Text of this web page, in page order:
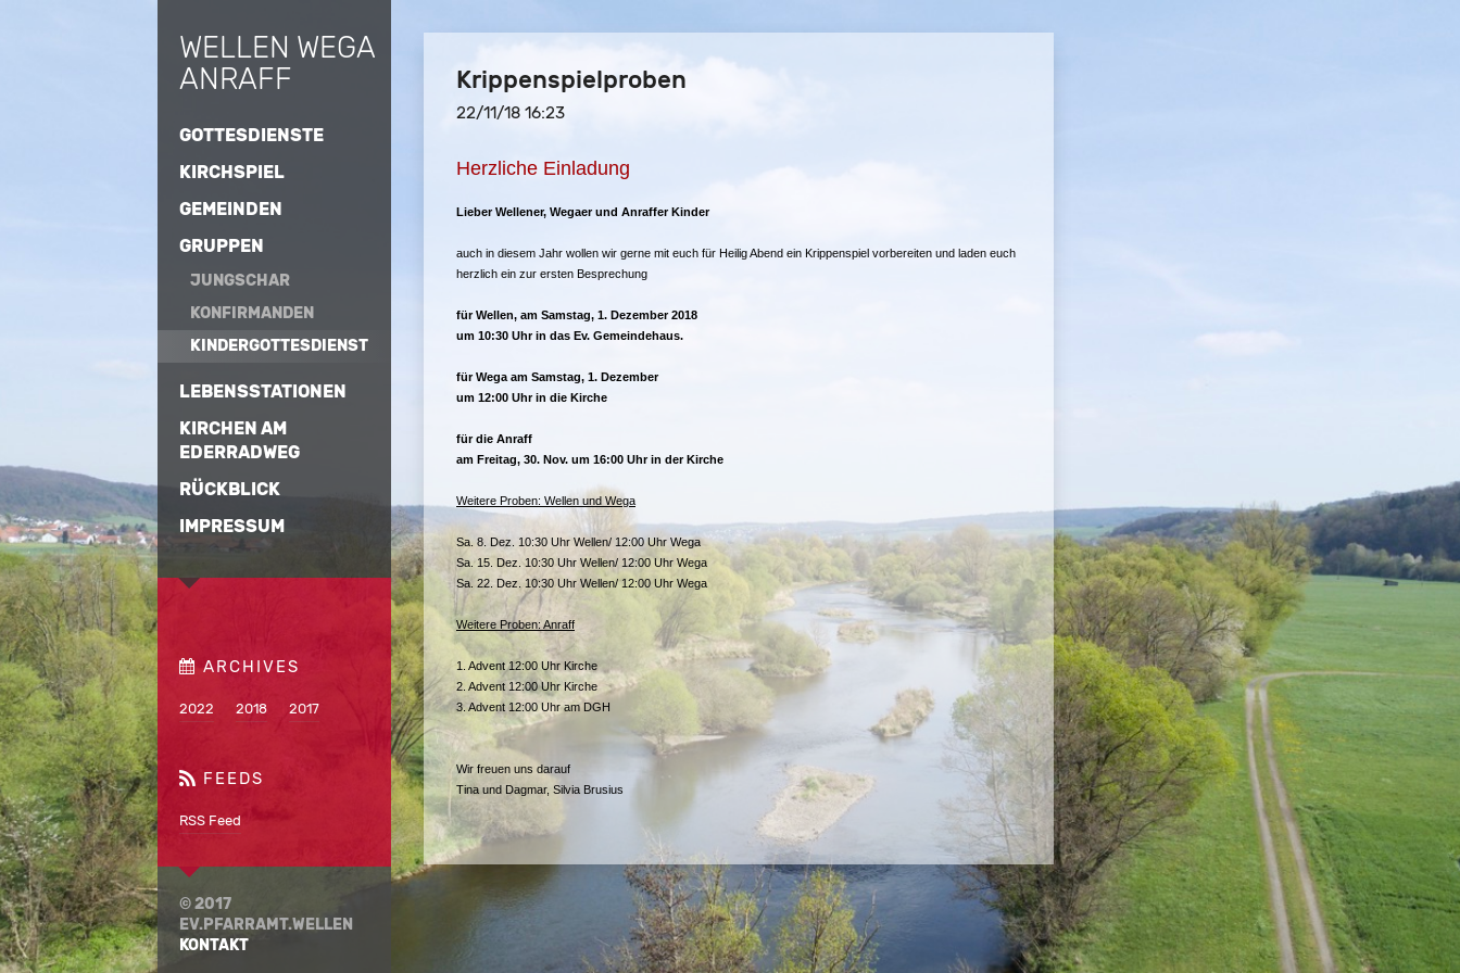
WELLEN WEGA
ANRAFF
GOTTESDIENSTE
KIRCHSPIEL
GEMEINDEN
GRUPPEN
JUNGSCHAR
KONFIRMANDEN
KINDERGOTTESDIENST
LEBENSSTATIONEN
KIRCHEN AM
EDERRADWEG
RÜCKBLICK
IMPRESSUM
2022 2018 2017
RSS Feed
© 2017
EV.PFARRAMT.WELLEN
KONTAKT
Krippenspielproben
22/11/18 16:23
Herzliche Einladung
Lieber Wellener, Wegaer und Anraffer Kinder
auch in diesem Jahr wollen wir gerne mit euch für Heilig Abend ein Krippenspiel vorbereiten und laden euch
herzlich ein zur ersten Besprechung
für Wellen, am Samstag, 1. Dezember 2018
um 10:30 Uhr in das Ev. Gemeindehaus.
für Wega am Samstag, 1. Dezember
um 12:00 Uhr in die Kirche
für die Anraff
am Freitag, 30. Nov. um 16:00 Uhr in der Kirche
Weitere Proben: Wellen und Wega
Sa. 8. Dez. 10:30 Uhr Wellen/ 12:00 Uhr Wega
Sa. 15. Dez. 10:30 Uhr Wellen/ 12:00 Uhr Wega
Sa. 22. Dez. 10:30 Uhr Wellen/ 12:00 Uhr Wega
Weitere Proben: Anraff
1. Advent 12:00 Uhr Kirche
2. Advent 12:00 Uhr Kirche
3. Advent 12:00 Uhr am DGH
Wir freuen uns darauf
Tina und Dagmar, Silvia Brusius